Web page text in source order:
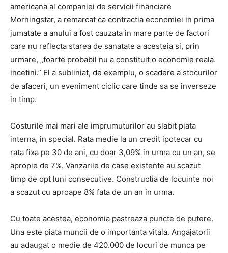
americana al companiei de servicii financiare
Morningstar, a remarcat ca contractia economiei in prima
jumatate a anului a fost cauzata in mare parte de factori
care nu reflecta starea de sanatate a acesteia si, prin
urmare, „foarte probabil nu a constituit o economie reala.
incetini.” El a subliniat, de exemplu, o scadere a stocurilor
de afaceri, un eveniment ciclic care tinde sa se inverseze
in timp.
Costurile mai mari ale imprumuturilor au slabit piata
interna, in special. Rata medie la un credit ipotecar cu
rata fixa ​​pe 30 de ani, cu doar 3,09% in urma cu un an, se
apropie de 7%. Vanzarile de case existente au scazut
timp de opt luni consecutive. Constructia de locuinte noi
a scazut cu aproape 8% fata de un an in urma.
Cu toate acestea, economia pastreaza puncte de putere.
Una este piata muncii de o importanta vitala. Angajatorii
au adaugat o medie de 420.000 de locuri de munca pe